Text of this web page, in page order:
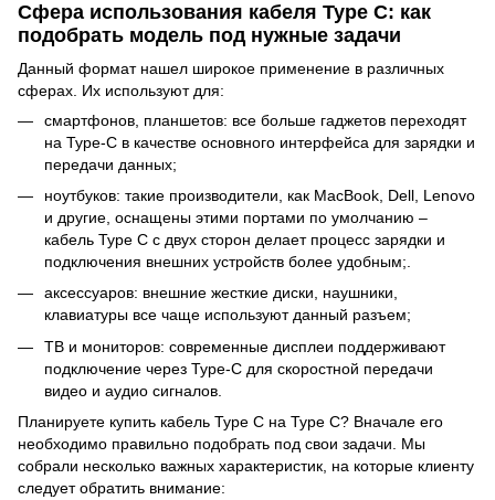
Сфера использования кабеля Type C: как
подобрать модель под нужные задачи
Данный формат нашел широкое применение в различных
сферах. Их используют для:
смартфонов, планшетов: все больше гаджетов переходят
на Type-C в качестве основного интерфейса для зарядки и
передачи данных;
ноутбуков: такие производители, как MacBook, Dell, Lenovo
и другие, оснащены этими портами по умолчанию –
кабель Type C с двух сторон делает процесс зарядки и
подключения внешних устройств более удобным;.
аксессуаров: внешние жесткие диски, наушники,
клавиатуры все чаще используют данный разъем;
ТВ и мониторов: современные дисплеи поддерживают
подключение через Type-C для скоростной передачи
видео и аудио сигналов.
Планируете купить кабель Type C на Type C? Вначале его
необходимо правильно подобрать под свои задачи. Мы
собрали несколько важных характеристик, на которые клиенту
следует обратить внимание: